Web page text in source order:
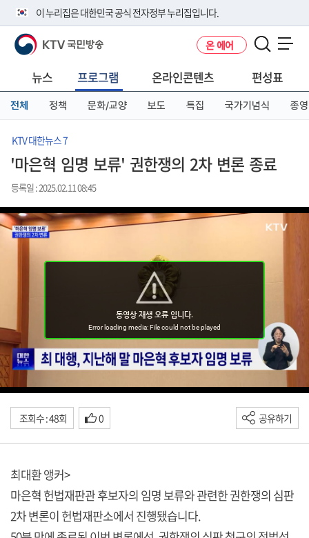
이 누리집은 대한민국 공식 전자정부 누리집입니다.
공식 누리집 주소 확인하기
니다.
이밖에 or.kr 또는 .kr등 다른 도메인 주소를 사용하고 있다면 아래 URL에
서 도메인 주소를 확인해 보세요
KTV 국민방송 온 에어
뉴스 프로그램 온라인콘텐츠 편성표
전체 정책 문화/교양 보도 특집 국가기념식 종영
KTV 대한뉴스 7
'마은혁 임명 보류' 권한쟁의 2차 변론 종료
등록일 : 2025.02.11 08:45
조회수 : 48회 0 공유하기
최대환 앵커>
마은혁 헌법재판관 후보자의 임명 보류와 관련한 권한쟁의 심판
2차 변론이 헌법재판소에서 진행됐습니다.